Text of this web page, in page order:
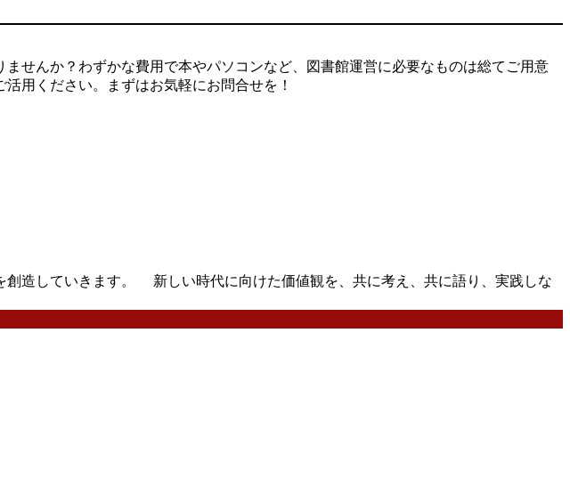
せんか？わずかな費用で本やパソコンなど、図書館運営に必要なものは総てご用意
用ください。まずはお気軽にお問合せを！
造していきます。 新しい時代に向けた価値観を、共に考え、共に語り、実践しな